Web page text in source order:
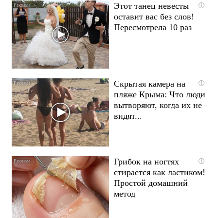
i
Этот танец невесты
оставит вас без слов!
Пересмотрела 10 раз
i
Скрытая камера на
пляже Крыма: Что люди
вытворяют, когда их не
видят...
i
Грибок на ногтях
стирается как ластиком!
Простой домашний
метод